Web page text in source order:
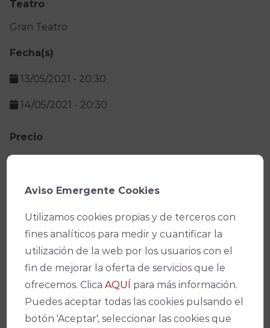
Teatro
Gran Teatro
Fecha(s)
13/05/2021 - 20:30
14/05/2021 - 20:30
Precio
Facebook
X WhatsApp
Email
Copy
Espectáculos relacionados
No se ha encontrado un evento relacionado.
Aviso Emergente Cookies
Utilizamos cookies propias y de terceros con
fines analíticos para medir y cuantificar la
utilización de la web por los usuarios con el
fin de mejorar la oferta de servicios que le
ofrecemos. ClicaAQUÍ
para más información.
Puedes aceptar todas las cookies pulsando el
botón 'Aceptar', seleccionar las cookies que